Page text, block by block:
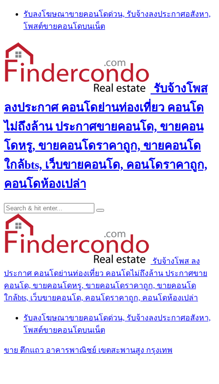
Skip
content
รับลงโฆษณาขายคอนโดด่วน, รับจ้างลงประกาศอสังหา,
โพสต์ขายคอนโดบนเน็ต
รับจ้างโพส
ลงประกาศ คอนโดย่านท่องเที่ยว คอนโด
ไม่ถึงล้าน ประกาศขายคอนโด, ขายคอน
โดหรู, ขายคอนโดราคาถูก, ขายคอนโด
ใกล้bts, เว็บขายคอนโด, คอนโดราคาถูก,
คอนโดห้องเปล่า
รับจ้างโพส ลง
ประกาศ คอนโดย่านท่องเที่ยว คอนโดไม่ถึงล้าน ประกาศขาย
คอนโด, ขายคอนโดหรู, ขายคอนโดราคาถูก, ขายคอนโด
ใกล้bts, เว็บขายคอนโด, คอนโดราคาถูก, คอนโดห้องเปล่า
รับลงโฆษณาขายคอนโดด่วน, รับจ้างลงประกาศอสังหา,
โพสต์ขายคอนโดบนเน็ต
ขาย ตึกแถว อาคารพาณิชย์ เขตสะพานสูง กรุงเทพ